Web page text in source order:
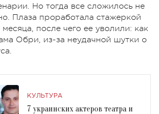
Но тогда все сложилось не
Плаза проработала стажеркой
после чего ее уволили: как
Обри, из-за неудачной шутки о
КУЛЬТУРА
7 украинских актеров театра и